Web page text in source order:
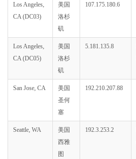
Los Angeles,
CA (DC03)
美国
洛杉
矶
107.175.180.6
Los Angeles,
CA (DC05)
美国
洛杉
矶
5.181.135.8
San Jose, CA
美国
圣何
塞
192.210.207.88
Seattle, WA
美国
西雅
图
192.3.253.2